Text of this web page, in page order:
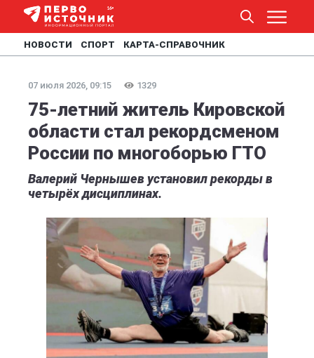
НОВОСТИ СПОРТ КАРТА-СПРАВОЧНИК
07 июля 2026, 09:15 1329
75-летний житель Кировской
области стал рекордсменом
России по многоборью ГТО
Валерий Чернышев установил рекорды в
четырёх дисциплинах.